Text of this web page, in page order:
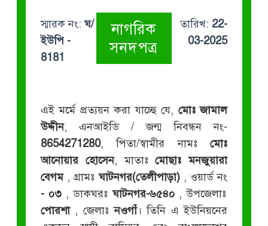
স্মারক নং:ঘ/
ইউপি -
8181
নাগরিক
সনদপত্র
তারিখ: 22-
03-2025
এই মর্মে প্রত্যয়ন করা যাচ্ছে যে, মোঃ জামাল
উদ্দীন, এনআইডি / জন্ম নিবন্ধন নং-
8654271280, পিতা/স্বামীর নামঃমোঃ
আনোয়ার হোসেন, মাতাঃমোছাঃ মনজুয়ারা
বেগম , গ্রামঃঘাটনগর(তেলীপাড়া) , ওয়ার্ড নং
- ০৩ , ডাকঘরঃঘাটনগর-৬৫৪০ , উপজেলাঃ
পোরশা , জেলাঃনওগাঁ। তিনি এ ইউনিয়নের